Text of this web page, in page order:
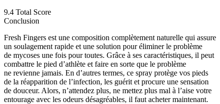
9.4 Total Score
Conclusion
Fresh Fingers est une composition complètement naturelle qui assure
un soulagement rapide et une solution pour éliminer le problème
de mycoses une fois pour toutes. Grâce à ses caractéristiques, il peut
combattre le pied d’athlète et faire en sorte que le problème
ne revienne jamais. En d’autres termes, ce spray protège vos pieds
de la réapparition de l’infection, les guérit et procure une sensation
de douceur. Alors, n’attendez plus, ne mettez plus mal à l’aise votre
entourage avec les odeurs désagréables, il faut acheter maintenant.